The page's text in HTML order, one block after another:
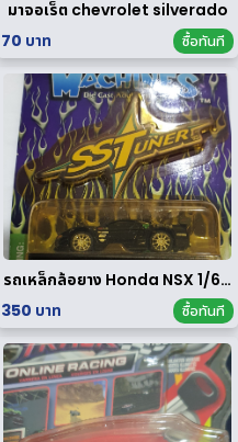
มาจอเร็ต chevrolet silverado
70 บาท
ซื้อทันที
รถเหล็กล้อยาง Honda NSX 1/64 ของ rare
350 บาท
ซื้อทันที